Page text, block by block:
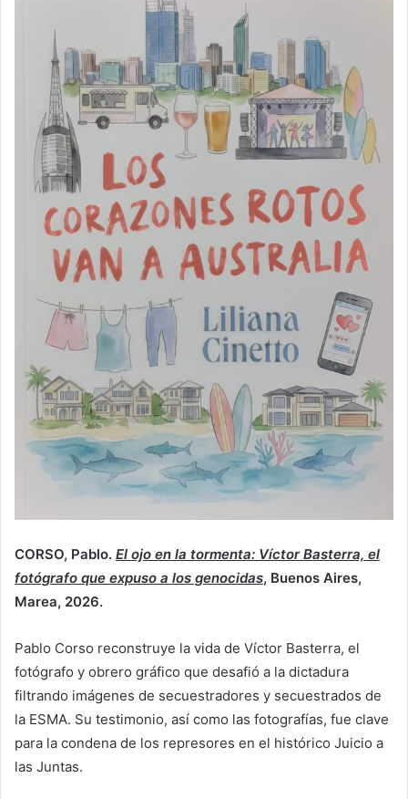
CORSO, Pablo. El ojo en la tormenta: Víctor Basterra, el
fotógrafo que expuso a los genocidas, Buenos Aires,
Marea, 2026.
Pablo Corso reconstruye la vida de Víctor Basterra, el
fotógrafo y obrero gráfico que desafió a la dictadura
filtrando imágenes de secuestradores y secuestrados de
la ESMA. Su testimonio, así como las fotografías, fue clave
para la condena de los represores en el histórico Juicio a
las Juntas.